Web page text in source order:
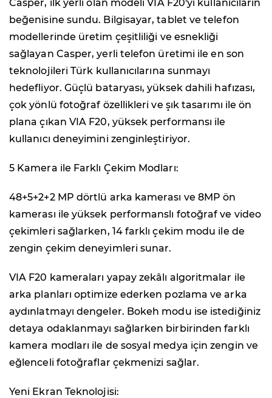
Casper, ilk yerli olan modeli VIA F20'yı kullanıcıların
beğenisine sundu. Bilgisayar, tablet ve telefon
modellerinde üretim çeşitliliği ve esnekliği
sağlayan Casper, yerli telefon üretimi ile en son
teknolojileri Türk kullanıcılarına sunmayı
hedefliyor. Güçlü bataryası, yüksek dahili hafızası,
çok yönlü fotoğraf özellikleri ve şık tasarımı ile ön
plana çıkan VIA F20, yüksek performansı ile
kullanıcı deneyimini zenginleştiriyor.
5 Kamera ile Farklı Çekim Modları:
48+5+2+2 MP dörtlü arka kamerası ve 8MP ön
kamerası ile yüksek performanslı fotoğraf ve video
çekimleri sağlarken, 14 farklı çekim modu ile de
zengin çekim deneyimleri sunar.
VIA F20 kameraları yapay zekâlı algoritmalar ile
arka planları optimize ederken pozlama ve arka
aydınlatmayı dengeler. Bokeh modu ise istediğiniz
detaya odaklanmayı sağlarken birbirinden farklı
kamera modları ile de sosyal medya için zengin ve
eğlenceli fotoğraflar çekmenizi sağlar.
Yeni Ekran Teknolojisi: